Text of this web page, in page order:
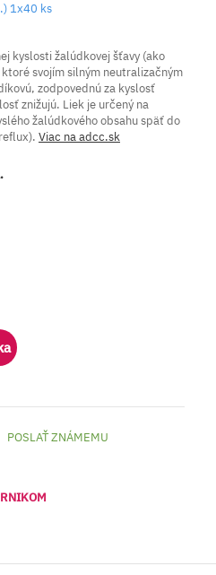
1x40 ks
kyslosti žalúdkovej šťavy (ako
svojím silným neutralizačným
zodpovednú za kyslosť
znižujú. Liek je určený na
žalúdkového obsahu späť do
Viac na adcc.sk
POSLAŤ ZNÁMEMU